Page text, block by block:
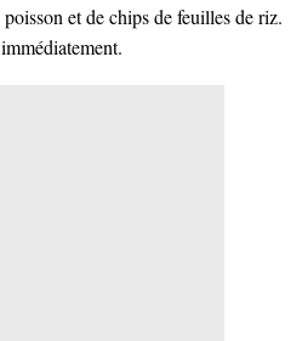
et de chips de feuilles de riz.